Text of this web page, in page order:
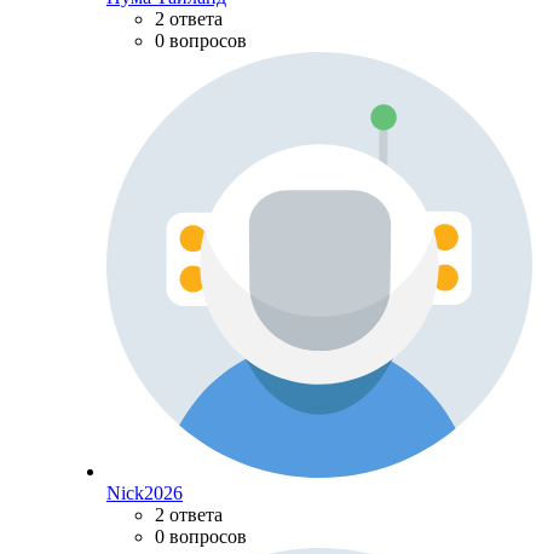
2 ответа
0 вопросов
Nick2026
2 ответа
0 вопросов